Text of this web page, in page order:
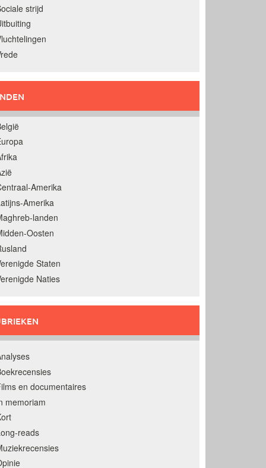
strijd
Amerika
Amerika
landen
Oosten
Staten
Naties
en documentaires
memoriam
reads